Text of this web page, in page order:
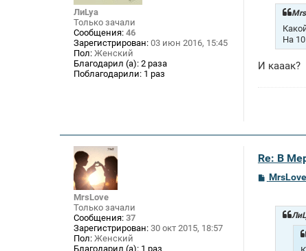
ЛиLya
Только зачали
Сообщения: 46
Зарегистрирован: 03 июн 2016, 15:45
Пол: Женский
Благодарил (а): 2 раза
Поблагодарили: 1 раз
На
И кааак?
MrsLove
Только зачали
Сообщения: 37
Зарегистрирован: 30 окт 2015, 18:57
Пол: Женский
Благодарил (а): 1 раз
Re: В
СMrsLove